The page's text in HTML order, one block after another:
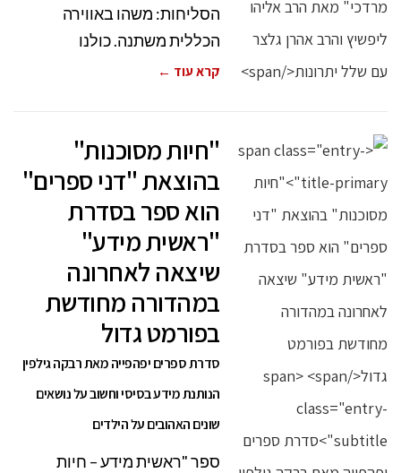
הסליחות: משהו באווירה
הכללית משתנה. כולנו
קרא עוד ←
"חיות מסוכנות"
בהוצאת "דני ספרים"
הוא ספר בסדרת
"ראשית מידע"
שיצאה לאחרונה
במהדורה מחודשת
בפורמט גדול
סדרת ספרים יפהפייה מאת רבקה גילפין
הנותנת מידע בסיסי וחשוב על נושאים
שונים האהובים על הילדים
ספר "ראשית מידע – חיות